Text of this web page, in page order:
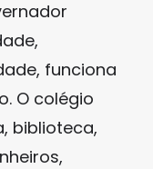
funciona
O colégio
biblioteca,